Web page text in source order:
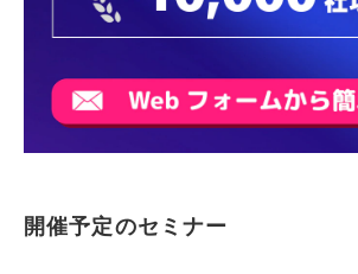
開催予定のセミナー